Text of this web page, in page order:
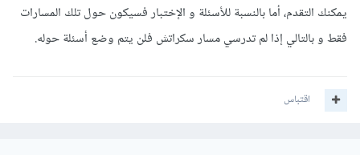
يمكنك التقدم، أما بالنسبة للأسئلة و الإختبار فسيكون حول تلك المسارات
فقط و بالتالي إذا لم تدرسي مسار سكراتش فلن يتم وضع أسئلة حوله.
اقتباس